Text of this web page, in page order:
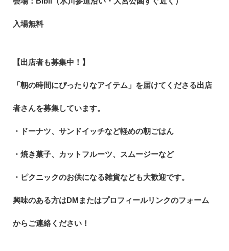
入場無料
【出店者も募集中！】
「朝の時間にぴったりなアイテム」を届けてくださる出店
者さんを募集しています。
・ドーナツ、サンドイッチなど軽めの朝ごはん
・焼き菓子、カットフルーツ、スムージーなど
・ピクニックのお供になる雑貨なども大歓迎です。
興味のある方はDMまたはプロフィールリンクのフォーム
からご連絡ください！